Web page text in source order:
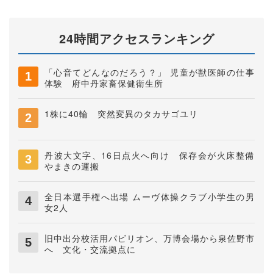
24時間アクセスランキング
「心音てどんなのだろう？」 児童が獣医師の仕事
体験 府中丹家畜保健衛生所
1株に40輪 突然変異のタカサゴユリ
丹波大文字、16日点火へ向け 保存会が火床整備
やまきの運搬
全日本選手権へ出場 ムーヴ体操クラブ小学生の男
女2人
旧中出分校活用パビリオン、万博会場から泉佐野市
へ 文化・交流拠点に